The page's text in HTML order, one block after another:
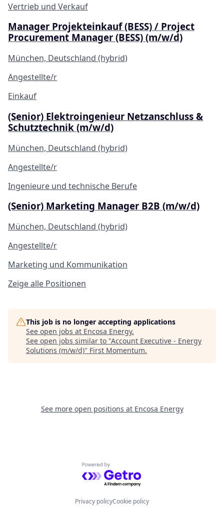
Vertrieb und Verkauf
Manager Projekteinkauf (BESS) / Project
Procurement Manager (BESS) (m/w/d)
München, Deutschland (hybrid)
Angestellte/r
Einkauf
(Senior) Elektroingenieur Netzanschluss &
Schutztechnik (m/w/d)
München, Deutschland (hybrid)
Angestellte/r
Ingenieure und technische Berufe
(Senior) Marketing Manager B2B (m/w/d)
München, Deutschland (hybrid)
Angestellte/r
Marketing und Kommunikation
Zeige alle Positionen
This job is no longer accepting applications
See open jobs at Encosa Energy.
See open jobs similar to "Account Executive - Energy
Solutions (m/w/d)" First Momentum.
See more open positions at Encosa Energy
Powered by Getro.com
Privacy policyCookie policy